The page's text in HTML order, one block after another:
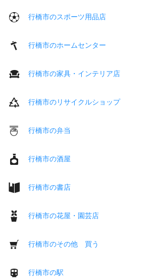
行橋市のスポーツ用品店
行橋市のホームセンター
行橋市の家具・インテリア店
行橋市のリサイクルショップ
行橋市の弁当
行橋市の酒屋
行橋市の書店
行橋市の花屋・園芸店
行橋市のその他 買う
行橋市の駅